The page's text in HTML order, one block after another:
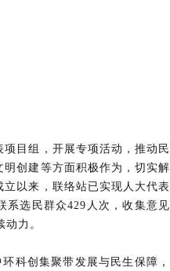
目组， 开展专项活动，推动民
创建等方面积极作为，切实解
以来，联络站已实现人大代表
系选民群众429人次，收集意见
力。
科创集聚带发展与民生保障，